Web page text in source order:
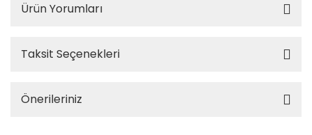
Ürün Yorumları
Taksit Seçenekleri
Önerileriniz